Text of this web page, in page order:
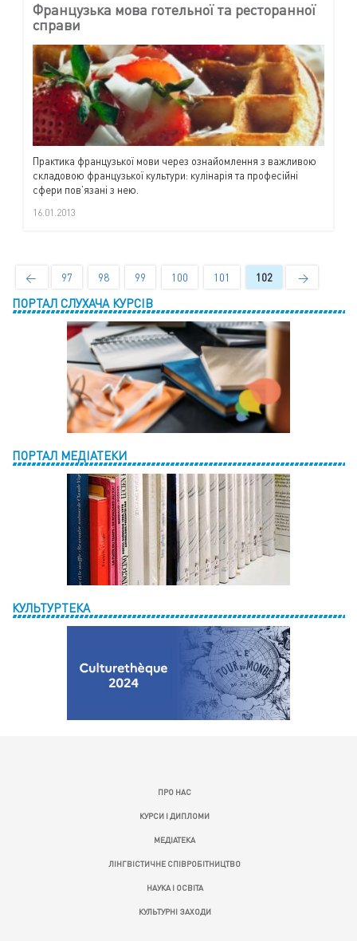
Французька мова готельної та ресторанної
справи
Практика французької мови через ознайомлення з важливою
складовою французької культури: кулінарія та професійні
сфери пов’язані з нею.
16.01.2013
← 97 98 99 100 101 102 →
ПОРТАЛ СЛУХАЧА КУРСІВ
ПОРТАЛ МЕДІАТЕКИ
КУЛЬТУРТЕКА
ПРО НАС
КУРСИ І ДИПЛОМИ
МЕДІАТЕКА
ЛІНГВІСТИЧНЕ СПІВРОБІТНИЦТВО
НАУКА І ОСВІТА
КУЛЬТУРНІ ЗАХОДИ